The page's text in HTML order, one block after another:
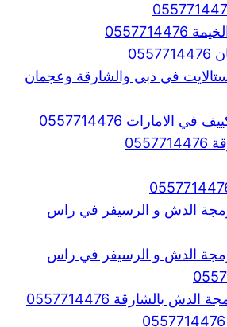
في دبي والشارقة وعجمان
الامارات 0557714476
الدش و الرسيفر في راس
الدش و الرسيفر في راس
بالشارقة 0557714476